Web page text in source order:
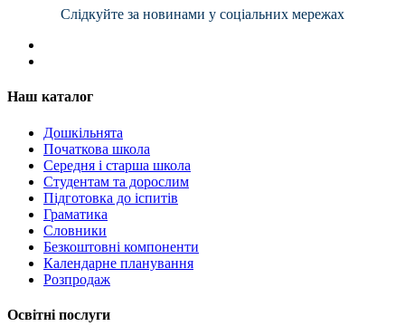
Слідкуйте за новинами у соціальних мережах
Наш каталог
Дошкільнята
Початкова школа
Середня і старша школа
Студентам та дорослим
Підготовка до іспитів
Граматика
Словники
Безкоштовні компоненти
Календарне планування
Розпродаж
Освітні послуги